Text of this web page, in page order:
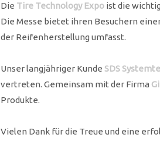
Die Tire Technology Expo ist die
Die Messe bietet ihren Besuchern
der Reifenherstellung umfasst.
Unser langjähriger Kunde SDS
vertreten. Gemeinsam mit der Firma
Produkte.
Vielen Dank für die Treue und eine